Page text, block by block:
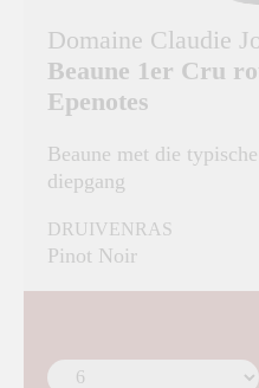
Domaine Claudie
Beaune 1er Cru
Epenotes
Beaune met die
diepgang
DRUIVENRAS
Pinot Noir